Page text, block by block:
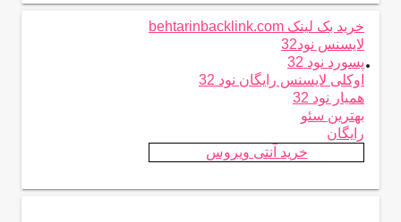
.
خرید بک لینک behtarinbacklink.com
لایسنس نود32
پسورد نود 32
اوکلی لایسنس رایگان نود 32
همیار نود 32
بهترین سئو
رایگان
خرید آنتی ویروس